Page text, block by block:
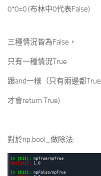
0*0=0 (布林中0代表False)
三種情況皆為False，
只有一種情況True
跟and一樣（只有兩邊都True
才會return True)
對於np.bool_做除法: